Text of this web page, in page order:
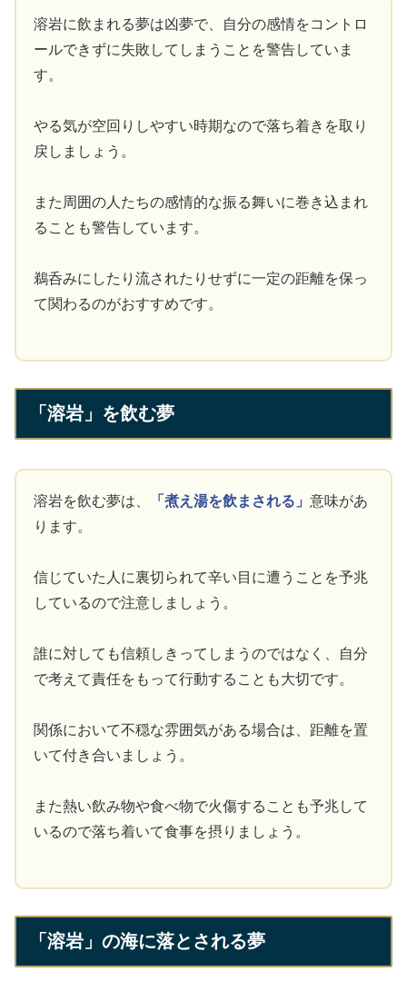
溶岩に飲まれる夢は凶夢で、自分の感情をコントロ
ールできずに失敗してしまうことを警告していま
す。
やる気が空回りしやすい時期なので落ち着きを取り
戻しましょう。
また周囲の人たちの感情的な振る舞いに巻き込まれ
ることも警告しています。
鵜呑みにしたり流されたりせずに一定の距離を保っ
て関わるのがおすすめです。
「溶岩」を飲む夢
溶岩を飲む夢は、 「煮え湯を飲まされる」意味があ
ります。
信じていた人に裏切られて辛い目に遭うことを予兆
しているので注意しましょう。
誰に対しても信頼しきってしまうのではなく、自分
で考えて責任をもって行動することも大切です。
関係において不穏な雰囲気がある場合は、距離を置
いて付き合いましょう。
また熱い飲み物や食べ物で火傷することも予兆して
いるので落ち着いて食事を摂りましょう。
「溶岩」の海に落とされる夢